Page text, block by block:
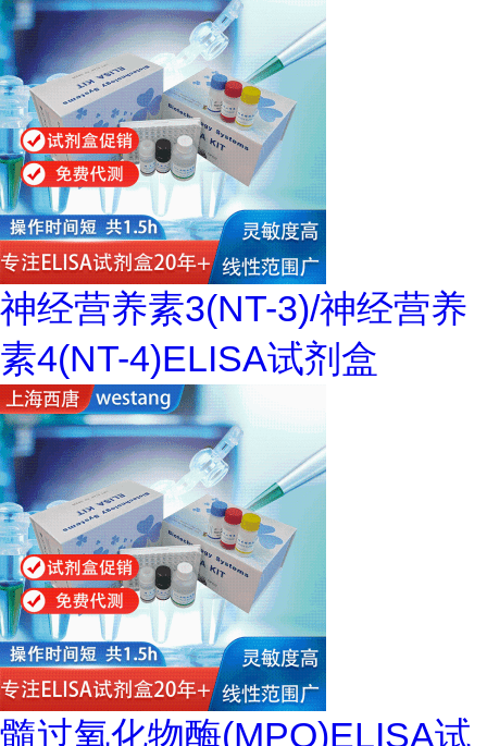
神经营养素3(NT-3)/神经营养
素4(NT-4)ELISA试剂盒
髓过氧化物酶(MPO)ELISA试